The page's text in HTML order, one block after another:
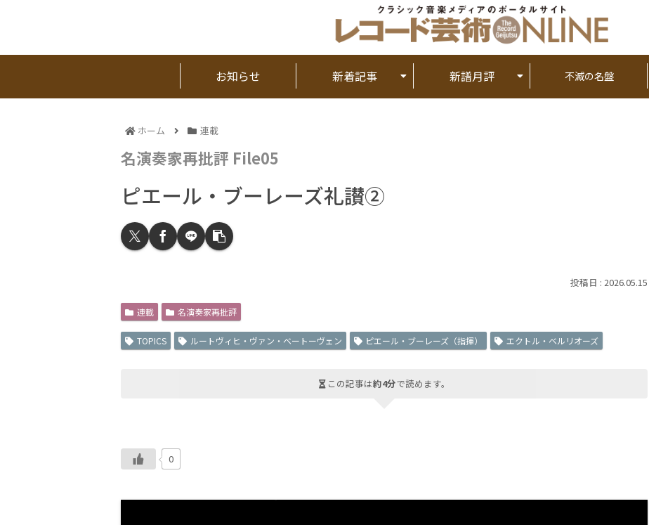
お知らせ 新着記事 新譜月評 不滅の名盤
ホーム 連載
名演奏家再批評 File05
ピエール・ブーレーズ礼讃②
2026.05.15
連載 名演奏家再批評
TOPICS ルートヴィヒ・ヴァン・ベートーヴェン ピエール・ブーレーズ（指揮） エクトル・ベルリオーズ
この記事は約4分で読めます。
0